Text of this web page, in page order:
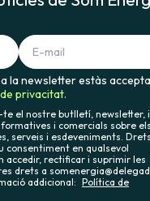
la newsletter estàs
privacitat.
el nostre butlletí, newsletter, i
i comercials sobre els
serveis i esdeveniments.
consentiment en qualsevol
accedir, rectificar i suprimir les
drets a
addicional: Política de